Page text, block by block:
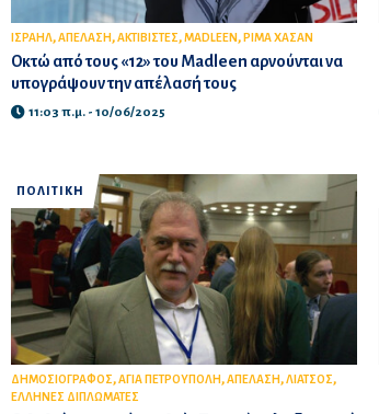
ΙΣΡΑΗΛ,ΑΠΕΛΑΣΗ,ΑΚΤΙΒΙΣΤΕΣ,MADLEEN, ΡΙΜΑ ΧΑΣΑΝ
Οκτώ από τους «12» του Madleen αρνούνται να
υπογράψουν την απέλασή τους
11:03 π.μ. - 10/06/2025
ΠΟΛΙΤΙΚΗ
ΔΗΜΟΣΙΟΓΡΑΦΟΣ,ΑΓΙΑ ΠΕΤΡΟΥΠΟΛΗ,ΑΠΕΛΑΣΗ,ΛΙΑΤΣΟΣ,
ΕΛΛΗΝΕΣ ΔΙΠΛΩΜΑΤΕΣ